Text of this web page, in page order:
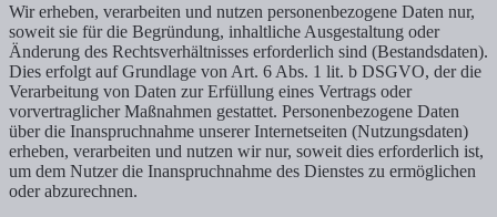
Wir erheben, verarbeiten und nutzen personenbezogene Daten nur,
soweit sie für die Begründung, inhaltliche Ausgestaltung oder
Änderung des Rechtsverhältnisses erforderlich sind (Bestandsdaten).
Dies erfolgt auf Grundlage von Art. 6 Abs. 1 lit. b DSGVO, der die
Verarbeitung von Daten zur Erfüllung eines Vertrags oder
vorvertraglicher Maßnahmen gestattet. Personenbezogene Daten
über die Inanspruchnahme unserer Internetseiten (Nutzungsdaten)
erheben, verarbeiten und nutzen wir nur, soweit dies erforderlich ist,
um dem Nutzer die Inanspruchnahme des Dienstes zu ermöglichen
oder abzurechnen.